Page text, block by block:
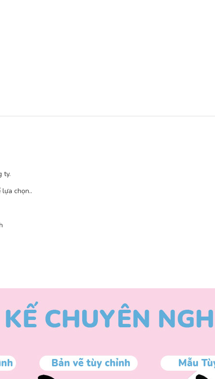
ty.
lựa chọn..